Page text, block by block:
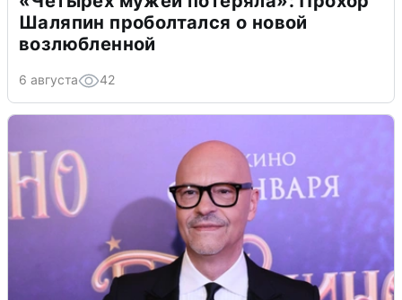
Шаляпин проболтался о новой
возлюбленной
6 августа 42